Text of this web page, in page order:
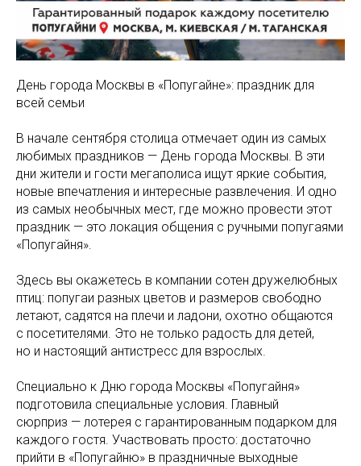
День города Москвы в «Попугайне»: праздник для
всей семьи
В начале сентября столица отмечает один из самых
любимых праздников — День города Москвы. В эти
дни жители и гости мегаполиса ищут яркие события,
новые впечатления и интересные развлечения. И одно
из самых необычных мест, где можно провести этот
праздник — это локация общения с ручными попугаями
«Попугайня».
Здесь вы окажетесь в компании сотен дружелюбных
птиц: попугаи разных цветов и размеров свободно
летают, садятся на плечи и ладони, охотно общаются
с посетителями. Это не только радость для детей,
но и настоящий антистресс для взрослых.
Специально к Дню города Москвы «Попугайня»
подготовила специальные условия. Главный
сюрприз — лотерея с гарантированным подарком для
каждого гостя. Участвовать просто: достаточно
прийти в «Попугайню» в праздничные выходные